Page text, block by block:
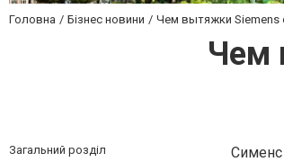
Головна Бізнес новини Чем вытяжки Siemens
Чем
Загальний розділ
Сименс